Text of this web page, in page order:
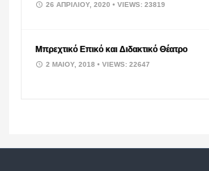
26 ΑΠΡΙΛΊΟΥ, 2020• VIEWS: 23819
Μπρεχτικό Επικό και Διδακτικό Θέατρο
2 ΜΑΪ́ΟΥ, 2018• VIEWS: 22647